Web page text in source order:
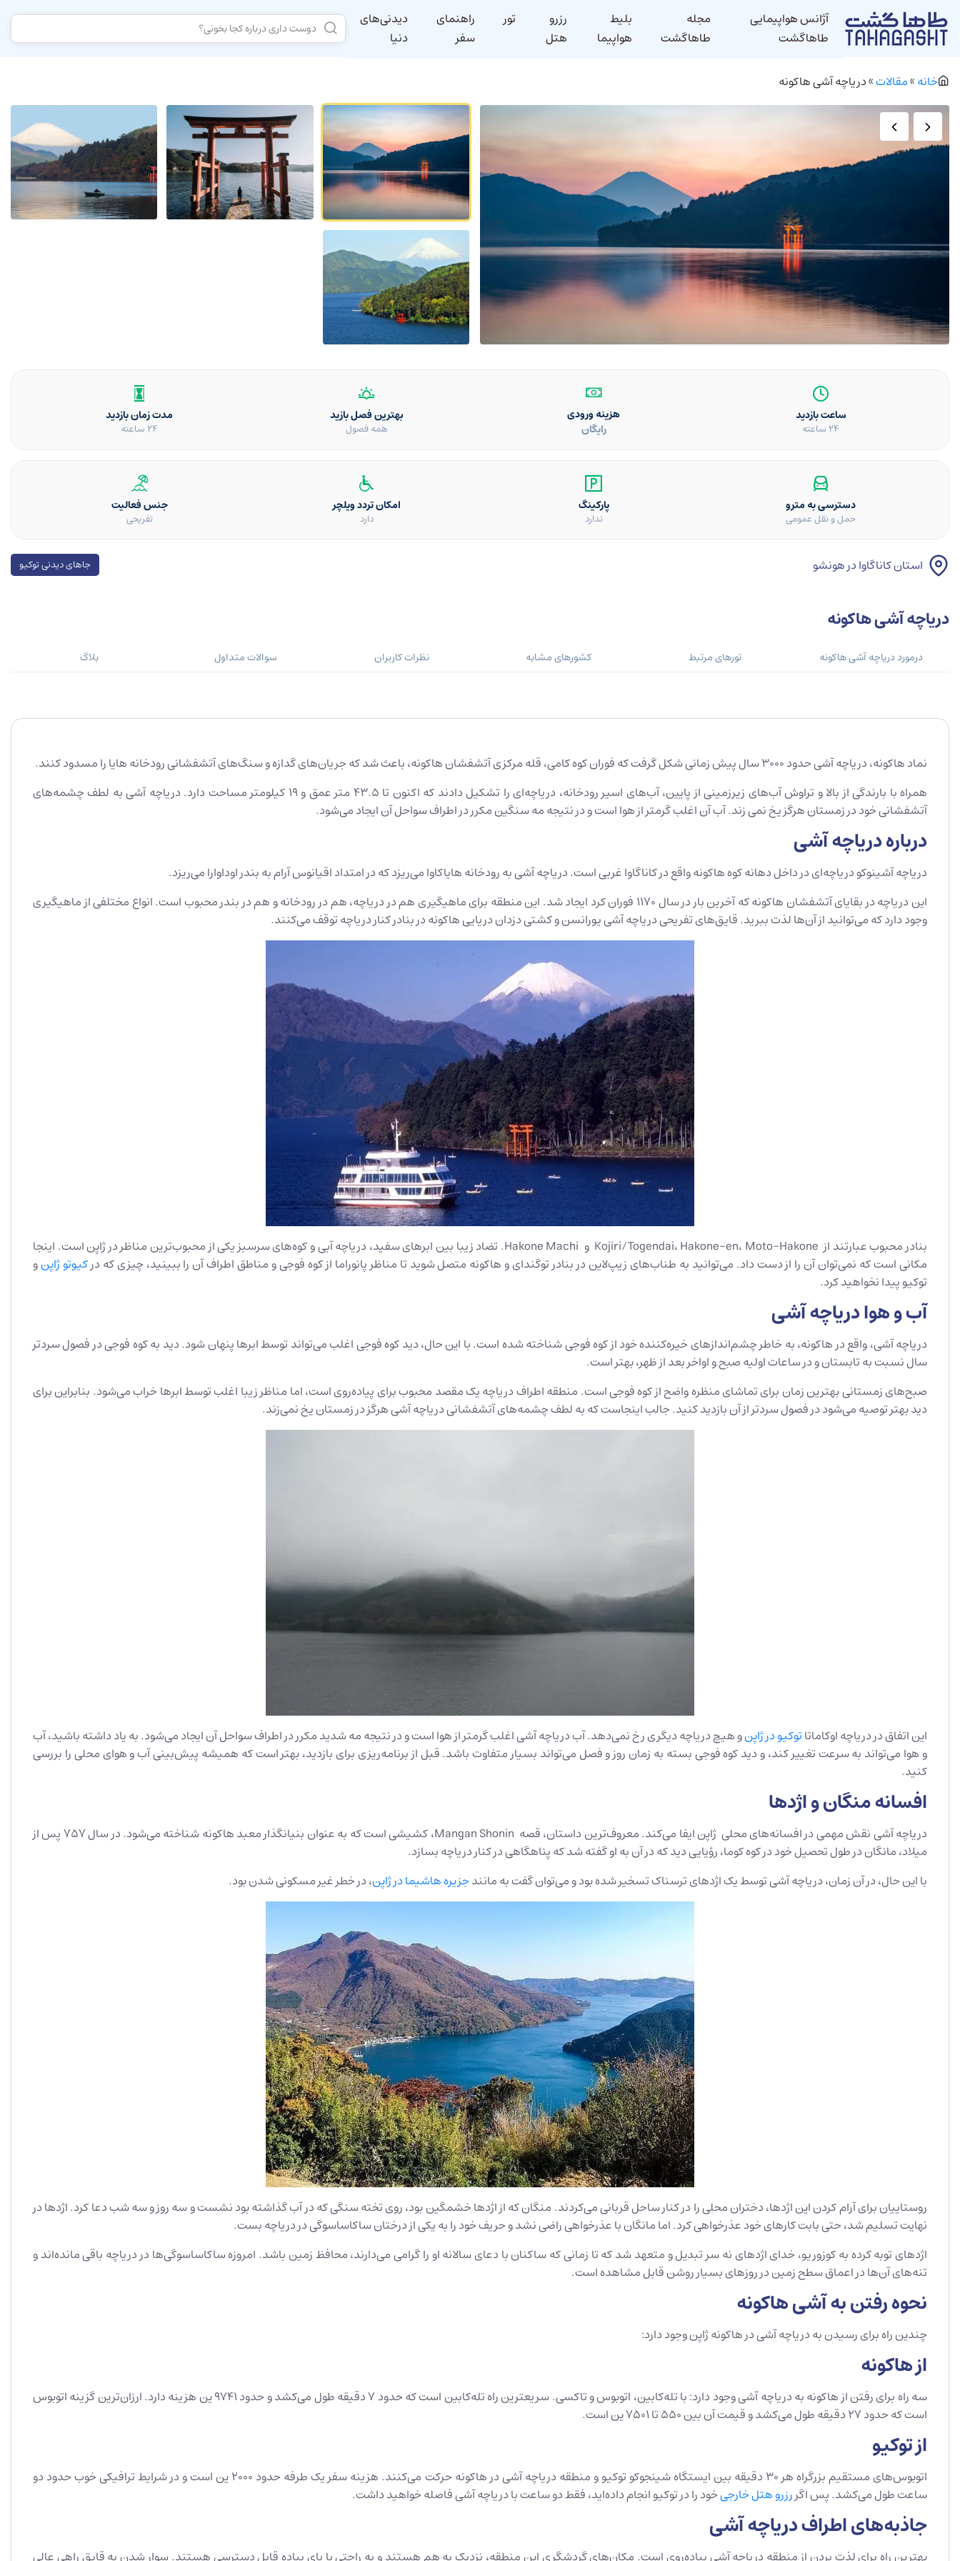
دیدنی‌های
دنیا
راهنمای
سفر
تور
رزرو
هتل
بلیط
هواپیما
مجله
طاهاگشت
آژانس هواپیمایی
طاهاگشت
خانه»مقالات»دریاچه آشی هاکونه
ساعت بازدید
24 ساعته
هزینه ورودی
رایگان
بهترین فصل بازید
همه فصول
مدت زمان بازدید
24 ساعته
دسترسی به مترو
حمل و نقل عمومی
پارکینگ
ندارد
امکان تردد ویلچر
دارد
جنس فعالیت
تفریحی
استان کاناگاوا در هونشو جاهای دیدنی توکیو
دریاچه آشی هاکونه
درمورد دریاچه آشی هاکونه تورهای مرتبط کشورهای مشابه نظرات کاربران سوالات متداول بلاگ
نماد هاکونه، دریاچه آشی حدود 3000 سال پیش زمانی شکل گرفت که فوران کوه کامی، قله مرکزی آتشفشان هاکونه، باعث شد که جریان‌های گدازه و سنگ‌های آتشفشانی رودخانه هایا را مسدود کنند.
همراه با بارندگی از بالا و تراوش آب‌های زیرزمینی از پایین، آب‌‌های اسیر رودخانه، دریاچه‌ای را تشکیل دادند که اکنون تا 43.5 متر عمق و 19 کیلومتر مساحت دارد. دریاچه آشی به لطف چشمه‌های
آتشفشانی خود در زمستان هرگز یخ نمی زند. آب آن اغلب گرمتر از هوا است و در نتیجه مه سنگین مکرر در اطراف سواحل آن ایجاد می‌شود.
درباره دریاچه آشی
دریاچه آشینوکو دریاچه‌‌ای در داخل دهانه کوه هاکونه واقع در کاناگاوا غربی است. دریاچه آشی به رودخانه هایاکاوا می‌ریزد که در امتداد اقیانوس آرام به بندر اوداوارا می‌ریزد.
این دریاچه در بقایای آتشفشان هاکونه که آخرین بار در سال 1170 فوران کرد ایجاد شد. این منطقه برای ماهیگیری هم در دریاچه، هم در رودخانه و هم در بندر محبوب است. انواع مختلفی از ماهیگیری
وجود دارد که می‌توانید از آن‌ها لذت ببرید. قایق‌های تفریحی دریاچه آشی یورانسن و کشتی دزدان دریایی هاکونه در بنادر کنار دریاچه توقف می‌کنند.
بنادر محبوب عبارتند از Kojiri/Togendai، Hakone-en، Moto-Hakone و Hakone Machi. تضاد زیبا بین ابرهای سفید، دریاچه آبی و کوه‌های سرسبز یکی از محبوب‌ترین مناظر در ژاپن است. اینجا
مکانی است که نمی‌توان آن را از دست داد. می‌توانید به طناب‌های زیپ‌لاین در بنادر توگندای و هاکونه متصل شوید تا مناظر پانوراما از کوه فوجی و مناطق اطراف آن را ببینید، چیزی که درکیوتو ژاپنو
توکیو پیدا نخواهید کرد.
آب و هوا دریاچه آشی
دریاچه آشی، واقع در هاکونه، به خاطر چشم‌اندازهای خیره‌کننده خود از کوه فوجی شناخته شده است. با این حال، دید کوه فوجی اغلب می‌تواند توسط ابرها پنهان شود. دید به کوه فوجی در فصول سردتر
سال نسبت به تابستان و در ساعات اولیه صبح و اواخر بعد از ظهر، بهتر است.
صبح‌های زمستانی بهترین زمان برای تماشای منظره واضح از کوه فوجی است. منطقه اطراف دریاچه یک مقصد محبوب برای پیاده‌روی است، اما مناظر زیبا اغلب توسط ابرها خراب می‌شود. بنابراین برای
دید بهتر توصیه می‌شود در فصول سردتر از آن بازدید کنید. جالب اینجاست که به لطف چشمه‌های آتشفشانی دریاچه آشی هرگز در زمستان یخ نمی‌زند.
این اتفاق در دریاچه‌ اوکاماتاتوکیو در ژاپنو هیچ دریاچه دیگری رخ نمی‌دهد. آب دریاچه آشی اغلب گرمتر از هوا است و در نتیجه مه شدید مکرر در اطراف سواحل آن ایجاد می‌شود. به یاد داشته باشید، آب
و هوا می‌تواند به سرعت تغییر کند، و دید کوه فوجی بسته به زمان روز و فصل می‌تواند بسیار متفاوت باشد. قبل از برنامه‌ریزی برای بازدید، بهتر است که همیشه پیش‌بینی آب و هوای محلی را بررسی
کنید.
افسانه منگان و اژدها
دریاچه آشی نقش مهمی در افسانه‌های محلی ژاپن ایفا می‌‌کند. معروف‌ترین داستان، قصه Mangan Shonin، کشیشی است که به عنوان بنیانگذار معبد هاکونه شناخته می‌‌شود. در سال 757 پس از
میلاد، مانگان در طول تحصیل خود در کوه کوما، رؤیایی دید که در آن به او گفته شد که پناهگاهی در کنار دریاچه بسازد.
با این حال، در آن زمان، دریاچه آشی توسط یک اژدهای ترسناک تسخیر شده بود و می‌توان گفت به مانندجزیره هاشیما در ژاپن، در خطر غیر مسکونی شدن بود.
روستاییان برای آرام کردن این اژدها، دختران محلی را در کنار ساحل قربانی می‌کردند. منگان که از اژدها خشمگین بود، روی تخته سنگی که در آب گذاشته بود نشست و سه روز و سه شب دعا کرد. اژدها در
نهایت تسلیم شد، حتی بابت کارهای خود عذرخواهی کرد. اما مانگان با عذر‌خواهی راضی نشد و حریف خود را به یکی از درختان ساکاساسوگی‌ در دریاچه بست.
اژدهای توبه کرده به کوزوریو، خدای اژدهای نه سر تبدیل و متعهد شد که تا زمانی که ساکنان با دعای سالانه او را گرامی می‌دارند، محافظ زمین باشد. امروزه ساکاساسوگی‌ها در دریاچه باقی مانده‌اند و
تنه‌های آن‌ها در اعماق سطح زمین در روزهای بسیار روشن قابل مشاهده است.
نحوه رفتن به آشی هاکونه
چندین راه برای رسیدن به دریاچه آشی در هاکونه ژاپن وجود دارد:
از هاکونه
سه راه برای رفتن از هاکونه به دریاچه آشی وجود دارد: با تله‌کابین، اتوبوس و تاکسی. سریعترین راه تله‌کابین است که حدود 7 دقیقه طول می‌کشد و حدود 9741 ین هزینه دارد. ارزان‌ترین گزینه اتوبوس
است که حدود 27 دقیقه طول می‌کشد و قیمت آن بین 550 تا 7501 ین است.
از توکیو
اتوبوس‌های مستقیم بزرگراه هر 30 دقیقه بین ایستگاه شینجوکو توکیو و منطقه دریاچه آشی در هاکونه حرکت می‌کنند. هزینه سفر یک طرفه حدود 2000 ین است و در شرایط ترافیکی خوب حدود دو
ساعت طول می‌کشد. پس اگررزرو هتل خارجیخود را در توکیو انجام داده‌اید، فقط دو ساعت با دریاچه آشی فاصله خواهید داشت.
جاذبه‌های اطراف دریاچه آشی
بهترین راه برای لذت بردن از منطقه دریاچه آشی پیاده‌روی است. مکان‌های گردشگری این منطقه، نزدیک به هم هستند و به راحتی با پای پیاده قابل دسترسی هستند. سوار شدن به قایق راهی عالی